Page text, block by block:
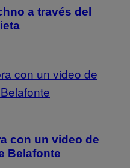
a través del
con un video de
Belafonte